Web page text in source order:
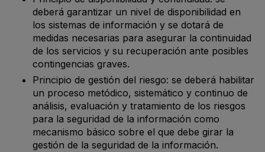
deberá garantizar un nivel de disponibilidad en
los sistemas de información y se dotará de
medidas necesarias para asegurar la continuidad
de los servicios y su recuperación ante posibles
contingencias graves.
Principio de gestión del riesgo: se deberá habilitar
un proceso metódico, sistemático y continuo de
análisis, evaluación y tratamiento de los riesgos
para la seguridad de la información como
mecanismo básico sobre el que debe girar la
gestión de la seguridad de la información.